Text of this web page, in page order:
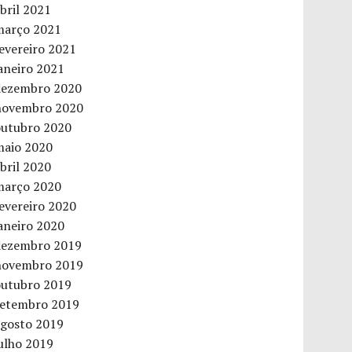
2021
2021
2021
2021
2020
2020
2020
2020
2020
2020
2020
2020
2019
2019
2019
2019
2019
2019